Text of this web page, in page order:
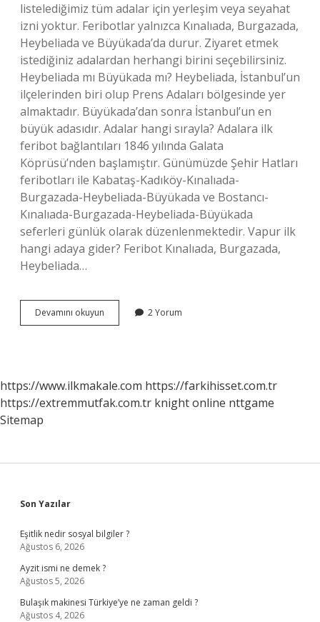
listelediğimiz tüm adalar için yerleşim veya seyahat
izni yoktur. Feribotlar yalnızca Kınalıada, Burgazada,
Heybeliada ve Büyükada’da durur. Ziyaret etmek
istediğiniz adalardan herhangi birini seçebilirsiniz.
Heybeliada mı Büyükada mı? Heybeliada, İstanbul’un
ilçelerinden biri olup Prens Adaları bölgesinde yer
almaktadır. Büyükada’dan sonra İstanbul’un en
büyük adasıdır. Adalar hangi sırayla? Adalara ilk
feribot bağlantıları 1846 yılında Galata
Köprüsü’nden başlamıştır. Günümüzde Şehir Hatları
feribotları ile Kabataş-Kadıköy-Kınalıada-
Burgazada-Heybeliada-Büyükada ve Bostancı-
Kınalıada-Burgazada-Heybeliada-Büyükada
seferleri günlük olarak düzenlenmektedir. Vapur ilk
hangi adaya gider? Feribot Kınalıada, Burgazada,
Heybeliada…
Devamını okuyun İStanbul
Adalar
2 Yorum
https://www.ilkmakale.com https://farkihisset.com.tr
https://extremmutfak.com.tr knight online nttgame
Sitemap
Sidebar
Son Yazılar
Eşitlik nedir sosyal bilgiler ?
Ağustos 6, 2026
Ayzit ismi ne demek ?
Ağustos 5, 2026
Bulaşık makinesi Türkiye’ye ne zaman geldi ?
Ağustos 4, 2026